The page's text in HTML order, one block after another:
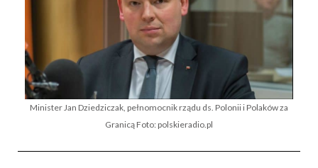
Minister Jan Dziedziczak, pełnomocnik rządu ds. Polonii i Polaków za
Granicą Foto: polskieradio.pl